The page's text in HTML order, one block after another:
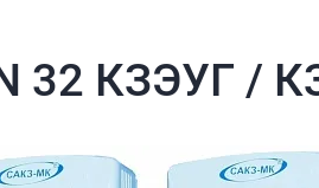
32 КЗЭУГ /